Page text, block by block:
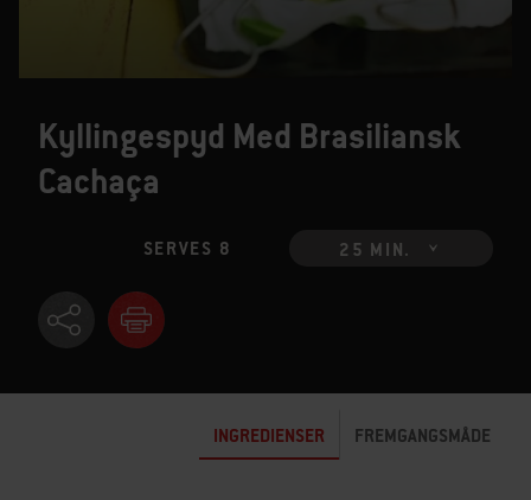
Kyllingespyd Med Brasiliansk
Cachaça
SERVES 8 25 MIN.
INGREDIENSER FREMGANGSMÅDE